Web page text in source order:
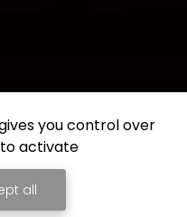
you control over
activate
all